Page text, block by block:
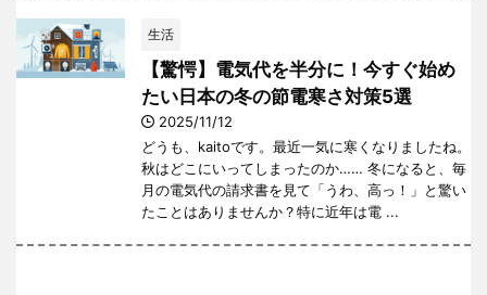
生活
【驚愕】電気代を半分に！今すぐ始め
たい日本の冬の節電寒さ対策5選
2025/11/12
どうも、kaitoです。最近一気に寒くなりましたね。
秋はどこにいってしまったのか…… 冬になると、毎
月の電気代の請求書を見て「うわ、高っ！」と驚い
たことはありませんか？特に近年は電 ...